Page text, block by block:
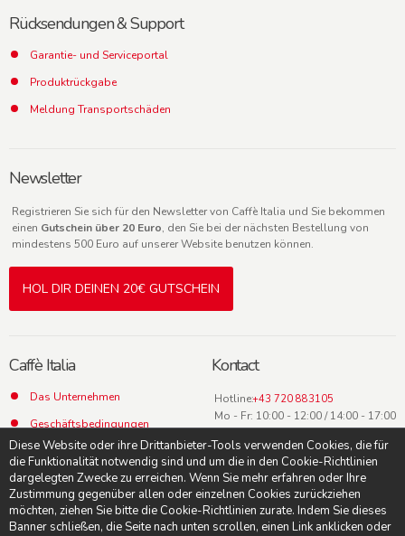
Rücksendungen & Support
Garantie- und Serviceportal
Produktrückgabe
Meldung Transportschäden
Newsletter
Registrieren Sie sich für den Newsletter von Caffè Italia und Sie bekommen
einen Gutschein über 20 Euro, den Sie bei der nächsten Bestellung von
mindestens 500 Euro auf unserer Website benutzen können.
HOL DIR DEINEN 20€ GUTSCHEIN
Caffè Italia
Das Unternehmen
Geschäftsbedingungen
Datenschutz
Kontact
Kontact
Hotline:+43 720 883105
Mo - Fr: 10:00 - 12:00 / 14:00 - 17:00
Uhr
Diese Website oder ihre Drittanbieter-Tools verwenden Cookies, die für
die Funktionalität notwendig sind und um die in den Cookie-Richtlinien
dargelegten Zwecke zu erreichen. Wenn Sie mehr erfahren oder Ihre
Zustimmung gegenüber allen oder einzelnen Cookies zurückziehen
möchten, ziehen Sie bitte die Cookie-Richtlinien zurate. Indem Sie dieses
Banner schließen, die Seite nach unten scrollen, einen Link anklicken oder